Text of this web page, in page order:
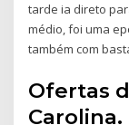
tarde ia direto
médio, foi uma
também com
Ofertas